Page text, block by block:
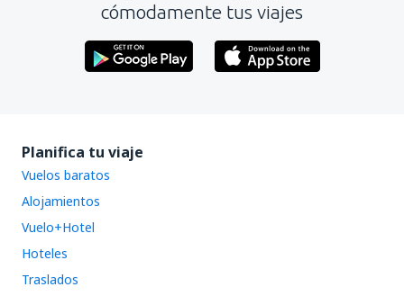
cómodamente tus viajes
Planifica tu viaje
Vuelos baratos
Alojamientos
Vuelo+Hotel
Hoteles
Traslados